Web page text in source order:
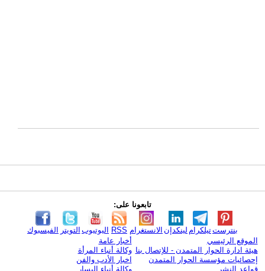
تابعونا على:
الفيسبوك التويتر اليوتيوب RSS الانستغرام لينكدإن تيلكرامبنترست
الموقع الرئيسي
هيئة ادارة الحوار المتمدن - للإتصال بنا
إحصائيات مؤسسة الحوار المتمدن
قواعد النشر
أخبار عامة
وكالة أنباء المرأة
اخبار الأدب والفن
وكالة أنباء اليسار